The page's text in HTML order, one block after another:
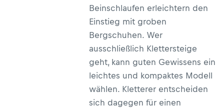
Beinschlaufen erleichtern den
Einstieg mit groben
Bergschuhen. Wer
ausschließlich Klettersteige
geht, kann guten Gewissens ein
leichtes und kompaktes Modell
wählen. Kletterer entscheiden
sich dagegen für einen